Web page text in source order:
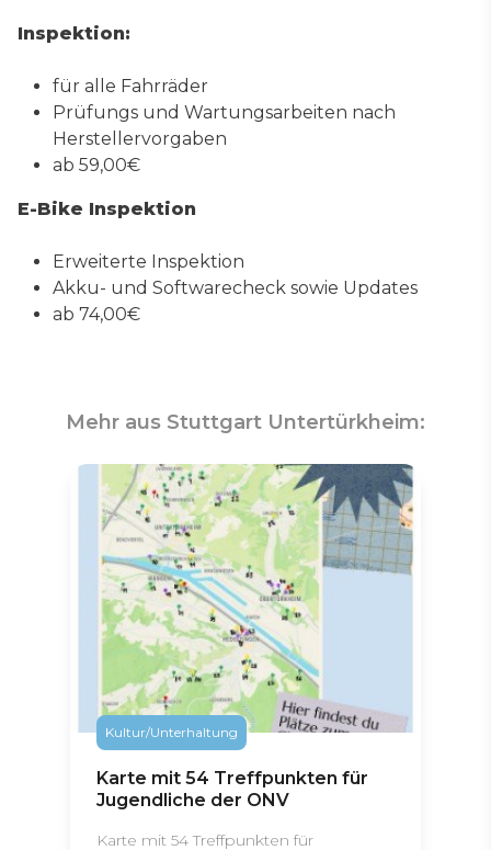
Inspektion:
für alle Fahrräder
Prüfungs und Wartungsarbeiten nach
Herstellervorgaben
ab 59,00€
E-Bike Inspektion
Erweiterte Inspektion
Akku- und Softwarecheck sowie Updates
ab 74,00€
Mehr aus Stuttgart Untertürkheim:
Kultur/Unterhaltung
Karte mit 54 Treffpunkten für
Jugendliche der ONV
Karte mit 54 Treffpunkten für